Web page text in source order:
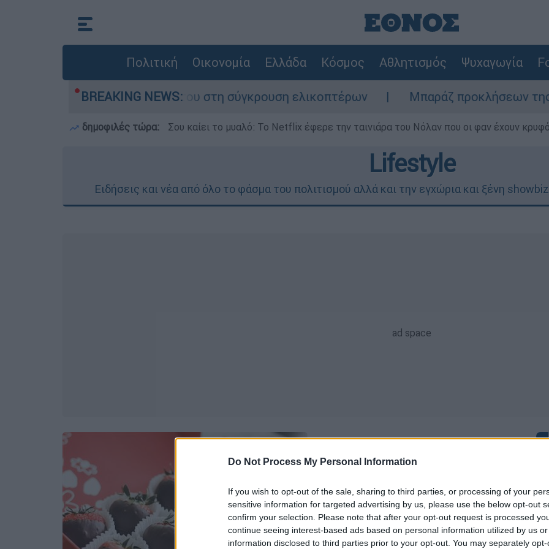
Do Not Process My Personal Information
If you wish to opt-out of the sale, sharing to third parties, or processing of your
sensitive information for targeted advertising by us, please use the below opt-out
confirm your selection. Please note that after your opt-out request is processed
continue seeing interest-based ads based on personal information utilized by us
information disclosed to third parties prior to your opt-out. You may separately
Πολιτική Οικονομία Ελλάδα Κόσμος Αθλητισμός Ψυχαγωγία
BREAKING NEWS:
που έχασε τη ζωή του στη σύγκρουση ελικοπτέρων Μπαράζ προκλήσεων της
δημοφιλές τώρα: Σου καίει το μυαλό: Το Netflix έφερε την ταινιάρα του Νόλαν που οι φαν έχουν
Lifestyle
Ειδήσεις και νέα από όλο το φάσμα του πολιτισμού αλλά και την εγχώρια και ξένη
Εορτολόγιο: Ποιοι γιορτάζουν
σήμερα, Παρασκευή 7 Αυγούστου
Χρόνια τους Πολλά!